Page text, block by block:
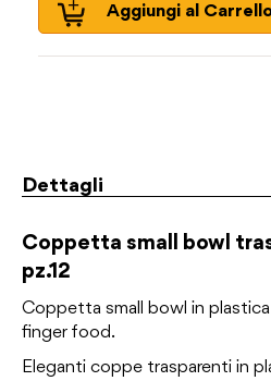
Aggiungi al
Dettagli
Coppetta small bowl
pz.12
Coppetta small bowl in
finger food.
Eleganti coppe trasparenti in